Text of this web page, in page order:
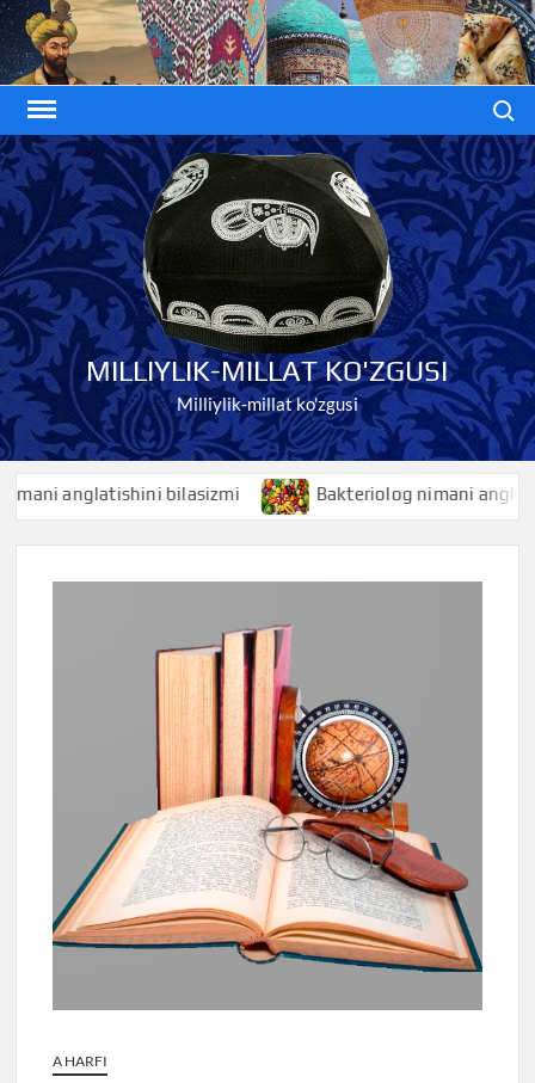
Skip
to
content
MILLIYLIK-MILLAT KO'ZGUSI
Milliylik-millat ko'zgusi
anglatishini bilasizmi Bakteriolog nimani
A HARFI